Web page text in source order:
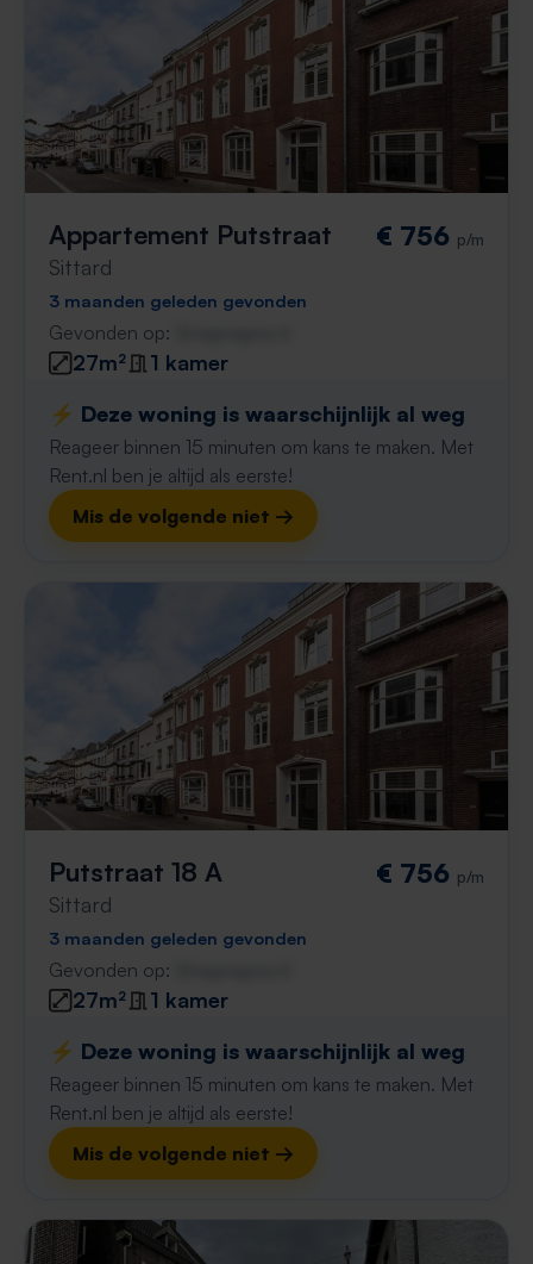
Appartement Putstraat
Sittard
€ 756 p/m
3 maanden geleden gevonden
Gevonden op:
27m²
1 kamer
⚡️ Deze woning is waarschijnlijk al weg
Reageer binnen 15 minuten om kans te maken. Met
Rent.nl ben je altijd als eerste!
Mis de volgende niet →
Putstraat 18 A
Sittard
€ 756 p/m
3 maanden geleden gevonden
Gevonden op:
27m²
1 kamer
⚡️ Deze woning is waarschijnlijk al weg
Reageer binnen 15 minuten om kans te maken. Met
Rent.nl ben je altijd als eerste!
Mis de volgende niet →